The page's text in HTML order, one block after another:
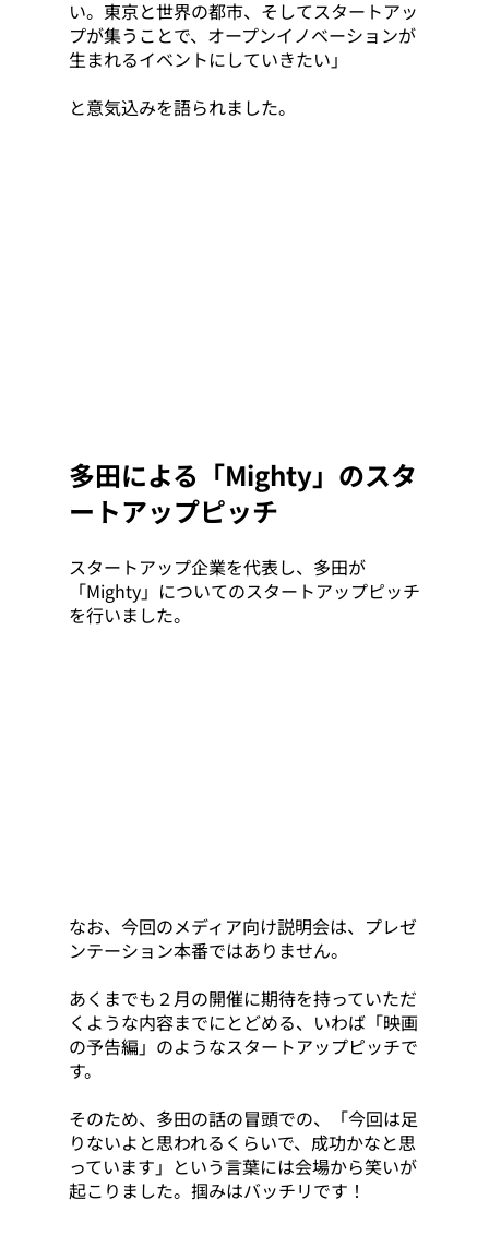
い。東京と世界の都市、そしてスタートアッ
プが集うことで、オープンイノベーションが
生まれるイベントにしていきたい」
と意気込みを語られました。
多田による「Mighty」のスタ
ートアップピッチ
スタートアップ企業を代表し、多田が
「Mighty」についてのスタートアップピッチ
を行いました。
なお、今回のメディア向け説明会は、プレゼ
ンテーション本番ではありません。
あくまでも２月の開催に期待を持っていただ
くような内容までにとどめる、いわば「映画
の予告編」のようなスタートアップピッチで
す。
そのため、多田の話の冒頭での、「今回は足
りないよと思われるくらいで、成功かなと思
っています」という言葉には会場から笑いが
起こりました。掴みはバッチリです！